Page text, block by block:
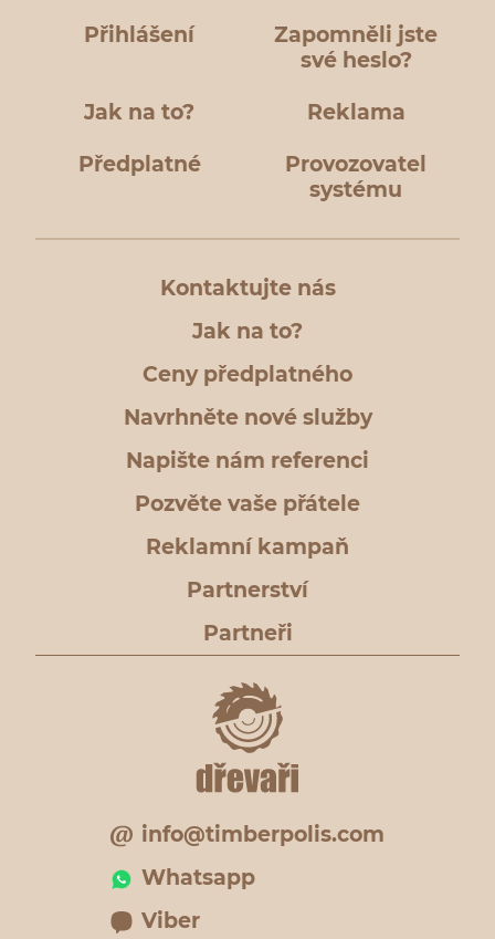
Přihlášení
Zapomněli jste
své heslo?
Jak na to? Reklama
Předplatné
Provozovatel
systému
Kontaktujte nás
Jak na to?
Ceny předplatného
Navrhněte nové služby
Napište nám referenci
Pozvěte vaše přátele
Reklamní kampaň
Partnerství
Partneři
info@timberpolis.com
Whatsapp
Viber